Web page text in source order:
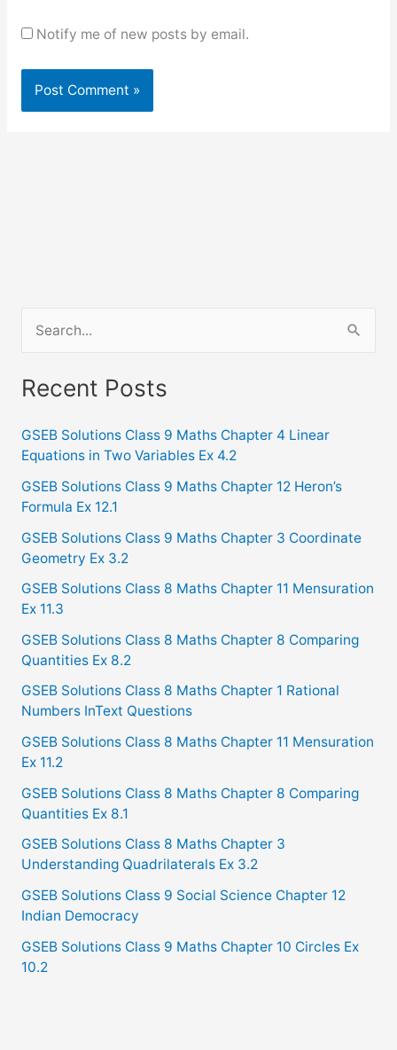
Notify me of new posts by email.
a
c
h
f
o
r
:
Recent Posts
GSEB Solutions Class 9 Maths Chapter 4 Linear
Equations in Two Variables Ex 4.2
GSEB Solutions Class 9 Maths Chapter 12 Heron’s
Formula Ex 12.1
GSEB Solutions Class 9 Maths Chapter 3 Coordinate
Geometry Ex 3.2
GSEB Solutions Class 8 Maths Chapter 11 Mensuration
Ex 11.3
GSEB Solutions Class 8 Maths Chapter 8 Comparing
Quantities Ex 8.2
GSEB Solutions Class 8 Maths Chapter 1 Rational
Numbers InText Questions
GSEB Solutions Class 8 Maths Chapter 11 Mensuration
Ex 11.2
GSEB Solutions Class 8 Maths Chapter 8 Comparing
Quantities Ex 8.1
GSEB Solutions Class 8 Maths Chapter 3
Understanding Quadrilaterals Ex 3.2
GSEB Solutions Class 9 Social Science Chapter 12
Indian Democracy
GSEB Solutions Class 9 Maths Chapter 10 Circles Ex
10.2